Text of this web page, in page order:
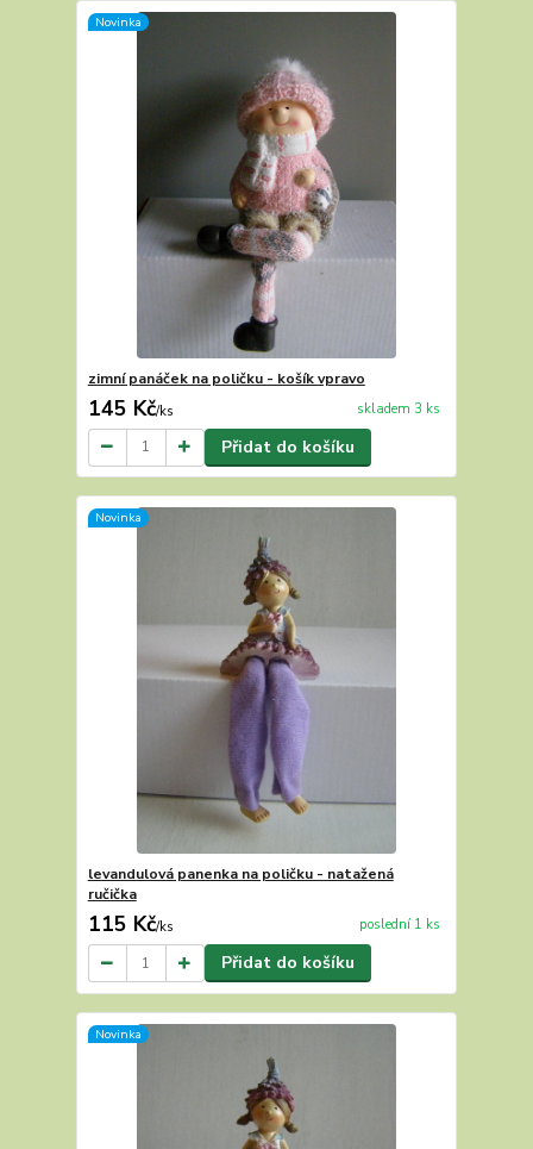
Novinka
zimní panáček na poličku - košík vpravo
145 Kč/ks skladem 3 ks
Přidat do košíku
Novinka
levandulová panenka na poličku - natažená
ručička
115 Kč/ks poslední 1 ks
Přidat do košíku
Novinka